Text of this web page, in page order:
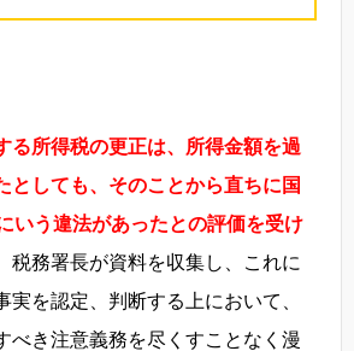
る所得税の更正は、所得金額を過
としても、そのことから直ちに国
いう違法があったとの評価を受け
、税務署長が資料を収集し、これに
実を認定、判断する上において、
べき注意義務を尽くすことなく漫